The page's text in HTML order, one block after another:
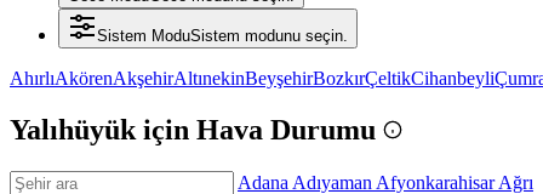
Sistem ModuSistem modunu seçin.
AhırlıAkörenAkşehirAltınekinBeyşehirBozkırÇeltikCihanbeyli
Yalıhüyük için Hava Durumu
Adana Adıyaman AfyonkarahisarAğrı